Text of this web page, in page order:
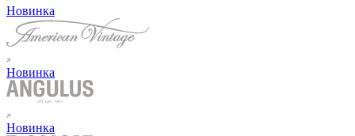
Новинка
Новинка
Новинка